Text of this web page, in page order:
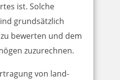
ist. Solche
grundsätzlich
bewerten und dem
zuzurechnen.
von land-